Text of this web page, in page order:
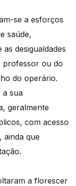
se a esforços
saúde,
desigualdades
professor ou do
do operário.
a sua
geralmente
com acesso
ainda que
a florescer